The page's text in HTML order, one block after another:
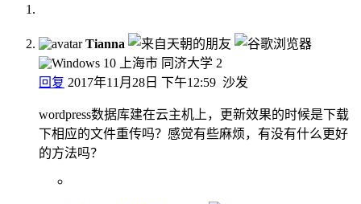
Tianna
上海市 同济大学 2
回复 2017年11月28日 下午12:59 沙发
wordpress数据库建在云主机上，更新效果的时候是下载
下相应的文件重传吗？感觉有些麻烦，有没有什么更好
的方法吗？